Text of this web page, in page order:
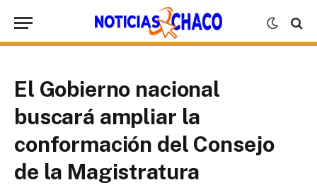
El Gobierno nacional
buscará ampliar la
conformación del Consejo
de la Magistratura